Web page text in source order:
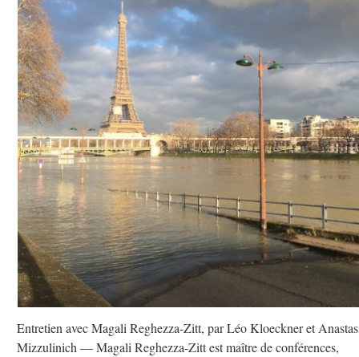
Entretien avec Magali Reghezza-Zitt, par Léo Kloeckner et
Mizzulinich — Magali Reghezza-Zitt est maître de conférences,